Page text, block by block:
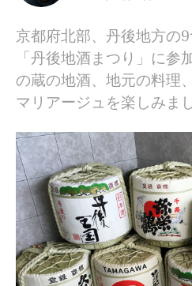
京都府北部、丹後地方の
「丹後地酒まつり」に参
の蔵の地酒、地元の料理
マリアージュを楽しみま